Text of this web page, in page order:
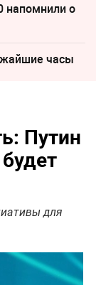
напомнили о
часы
Путин
для